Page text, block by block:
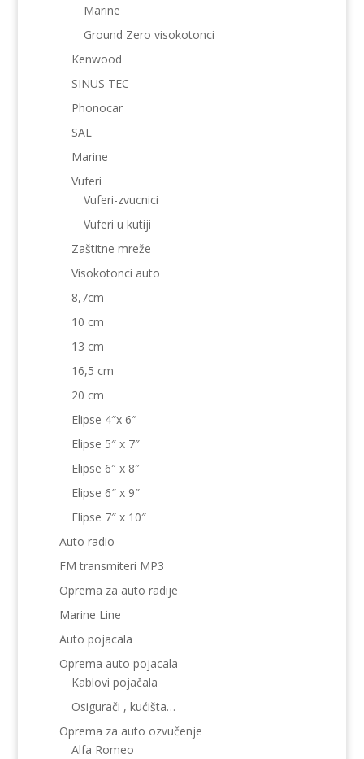
Marine
Ground Zero visokotonci
Kenwood
SINUS TEC
Phonocar
SAL
Marine
Vuferi
Vuferi-zvucnici
Vuferi u kutiji
Zaštitne mreže
Visokotonci auto
8,7cm
10 cm
13 cm
16,5 cm
20 cm
Elipse 4″x 6″
Elipse 5″ x 7″
Elipse 6″ x 8″
Elipse 6″ x 9″
Elipse 7″ x 10″
Auto radio
FM transmiteri MP3
Oprema za auto radije
Marine Line
Auto pojacala
Oprema auto pojacala
Kablovi pojačala
Osigurači , kućišta…
Oprema za auto ozvučenje
Alfa Romeo